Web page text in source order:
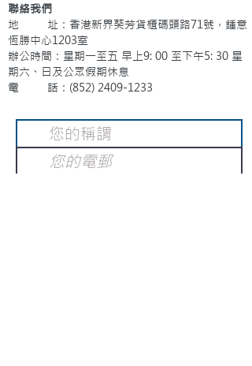
聯絡我們
地 址：香港新界葵芳貨櫃碼頭路71號，鍾意
恆勝中心1203室
辦公時間：星期一至五 早上9: 00 至下午5: 30 星
期六、日及公眾假期休息
電 話：(852) 2409-1233